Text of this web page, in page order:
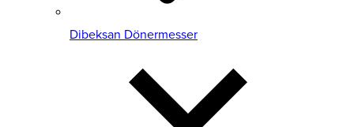
Dibeksan Dönermesser